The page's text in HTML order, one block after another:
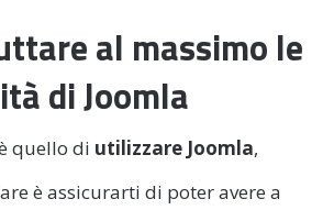
al massimo le
di Joomla
quello di utilizzare Joomla,
è assicurarti di poter avere a